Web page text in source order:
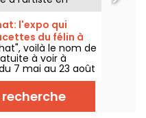
2 juin au 6
l'univers
connu pour ses
nos repères et
public.
l'expo qui
du félin à
voilà le nom de
à voir à
7 mai au 23 août
d'une dizaine
Pour
Ardif ou encore
facettes du